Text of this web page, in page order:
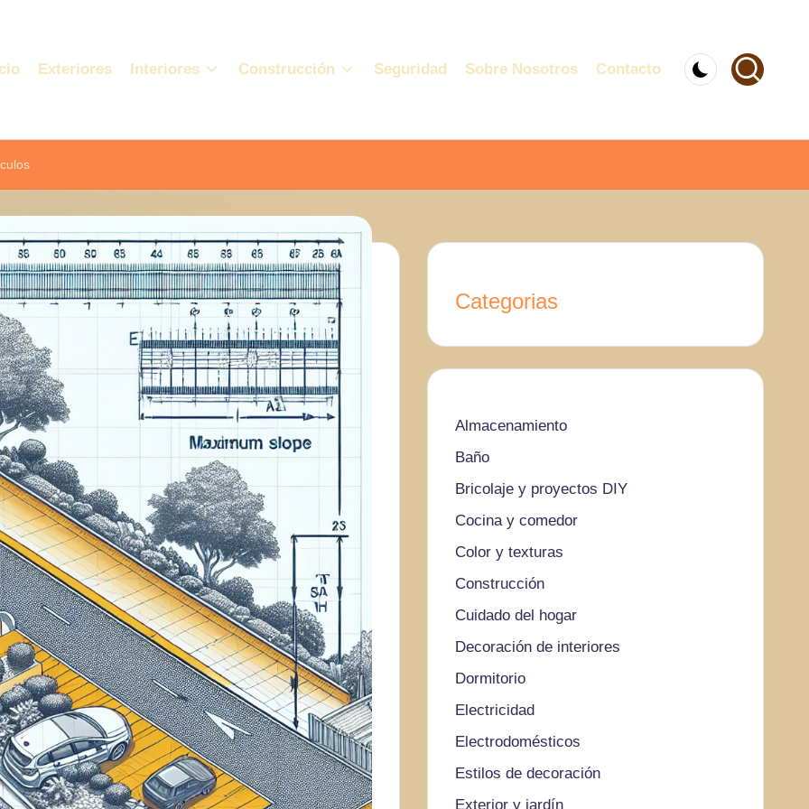
Exteriores Interiores Construcción Seguridad Sobre Nosotros Contacto
Categorias
Almacenamiento
Baño
Bricolaje y proyectos DIY
Cocina y comedor
Color y texturas
Construcción
Cuidado del hogar
Decoración de interiores
Dormitorio
Electricidad
Electrodomésticos
Estilos de decoración
Exterior y jardín